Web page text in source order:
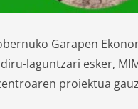
Garapen
laguntzari esker,
proiektua